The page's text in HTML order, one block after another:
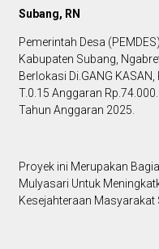
Subang, RN
Pemerintah Desa
Kabupaten Subang,
Berlokasi Di.GANG KASAN,
T.0.15 Anggaran
Tahun Anggaran 2025.
Proyek ini Merupakan
Mulyasari Untuk
Kesejahteraan Masyarakat